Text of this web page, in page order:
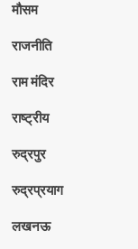
मौसम
राजनीति
राम मंदिर
राष्ट्रीय
रुद्रपुर
रुद्रप्रयाग
लखनऊ